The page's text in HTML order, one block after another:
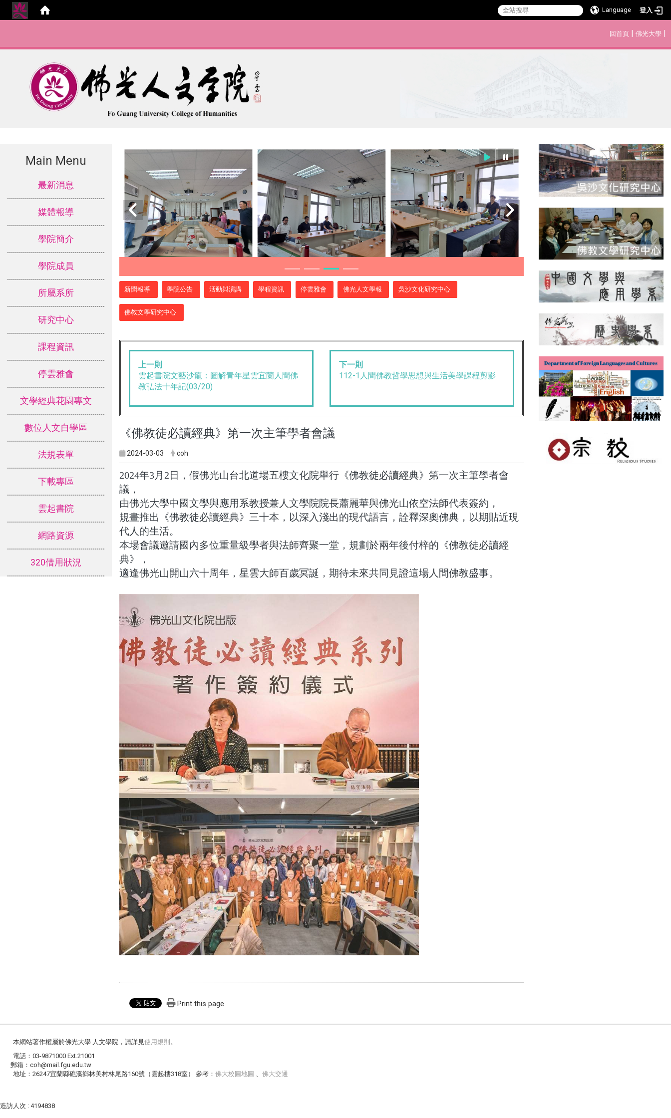
Language 登入
回首頁 | 佛光大學 |
Main Menu
最新消息
媒體報導
學院簡介
學院成員
所屬系所
研究中心
課程資訊
停雲雅會
文學經典花園專文
數位人文自學區
法規表單
下載專區
雲起書院
網路資源
320借用狀況
新聞報導 學院公告 活動與演講 學程資訊 停雲雅會 佛光人文學報 吳沙文化研究中心
佛教文學研究中心
上一則
雲起書院文藝沙龍：圖解青年星雲宜蘭人間佛
教弘法十年記(03/20)
下一則
112-1人間佛教哲學思想與生活美學課程剪影
《佛教徒必讀經典》第一次主筆學者會議
2024-03-03 coh
2024年3月2日，假佛光山台北道場五樓文化院舉行 《佛教徒必讀經典》第一次主筆學者會
議 ，
由佛光大學中國文學與應用系教授兼人文學院院長蕭麗華與佛光山依空法師代表簽約，
規畫推出《佛教徒必讀經典》三十本，以深入淺出的現代語言，詮釋深奧佛典，以期貼近現
代人的生活。
本場會議邀請國內多位重量級學者與法師齊聚一堂，規劃於兩年後付梓的 《佛教徒必讀經
典》，
適逢佛光山開山六十周年，星雲大師百歲冥誕，期待未來共同 見證這場人間佛教盛事。
Print this page
本網站著作權屬於佛光大學 人文學院，請詳見 使用規則 。
電話：03-9871000 Ext.21001
郵箱：coh@mail.fgu.edu.tw
地址：26247宜蘭縣礁溪鄉林美村林尾路160號（雲起樓318室） 參考： 佛大校圖地圖 佛大交通
造訪人次 : 4194838